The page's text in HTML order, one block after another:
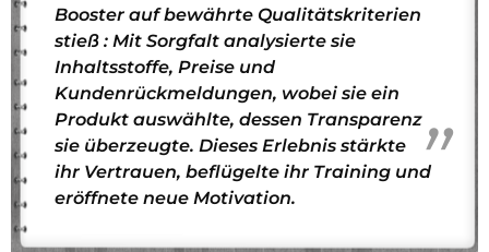
Booster auf bewährte Qualitätskriterien
stieß : Mit Sorgfalt analysierte sie
Inhaltsstoffe, Preise und
Kundenrückmeldungen, wobei sie ein
Produkt auswählte, dessen Transparenz
sie überzeugte. Dieses Erlebnis stärkte
ihr Vertrauen, beflügelte ihr Training und
eröffnete neue Motivation.